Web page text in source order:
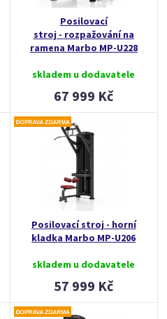
Posilovací
stroj - rozpažování na
ramena Marbo MP-U228
skladem u dodavatele
67 999 Kč
Posilovací stroj - horní
kladka Marbo MP-U206
skladem u dodavatele
57 999 Kč